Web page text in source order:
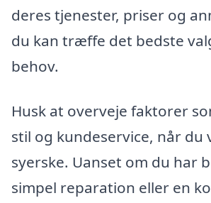
deres tjenester, priser og
du kan træffe det bedste
behov.
Husk at overveje faktorer
stil og kundeservice, når
syerske. Uanset om du har
simpel reparation eller en